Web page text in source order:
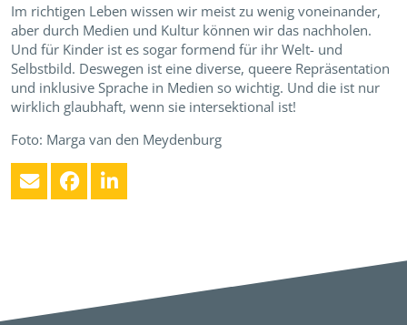
Im richtigen Leben wissen wir meist zu wenig voneinander,
aber durch Medien und Kultur können wir das nachholen.
Und für Kinder ist es sogar formend für ihr Welt- und
Selbstbild. Deswegen ist eine diverse, queere Repräsentation
und inklusive Sprache in Medien so wichtig. Und die ist nur
wirklich glaubhaft, wenn sie intersektional ist!
Foto: Marga van den Meydenburg